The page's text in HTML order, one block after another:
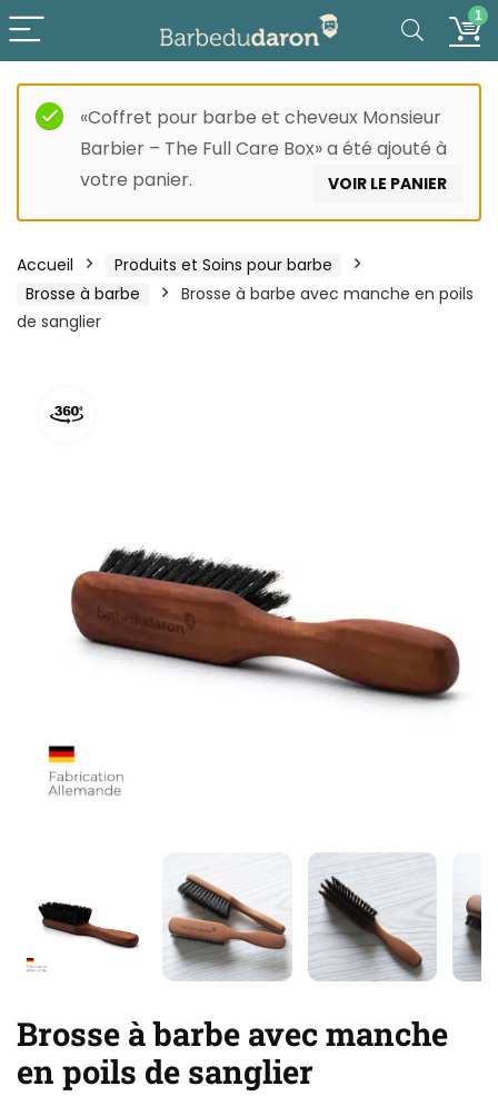
1
«Coffret pour barbe et cheveux Monsieur
Barbier – The Full Care Box» a été ajouté à
votre panier.
VOIR LE PANIER
Accueil
Produits et Soins pour barbe
Brosse à barbe
Brosse à barbe avec manche en poils
de sanglier
Brosse à barbe avec manche
en poils de sanglier